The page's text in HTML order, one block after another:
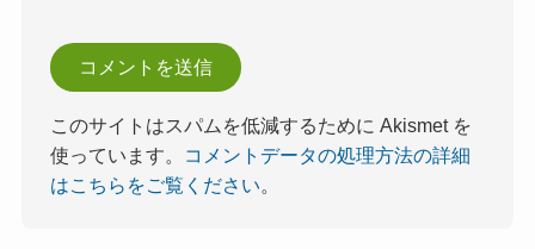
このサイトはスパムを低減するために Akismet を
使っています。
コメントデータの処理方法の詳細
はこちらをご覧ください。